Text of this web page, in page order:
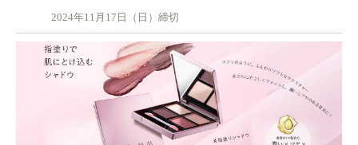
2024年11月17日（日）締切